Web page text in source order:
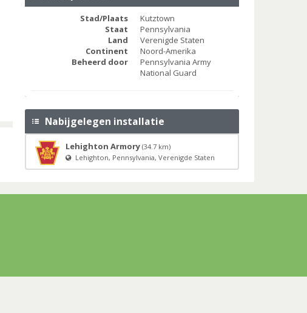
Stad/Plaats
Kutztown
Staat
Pennsylvania
Land
Verenigde Staten
Continent
Noord-Amerika
Beheerd door
Pennsylvania Army
National Guard
Nabijgelegen installatie
Lehighton Armory (34.7 km)
Lehighton, Pennsylvania, Verenigde Staten